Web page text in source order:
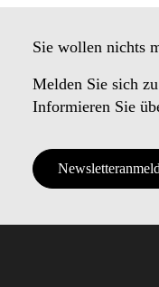
Sie wollen nichts
Melden Sie sich
Informieren Sie